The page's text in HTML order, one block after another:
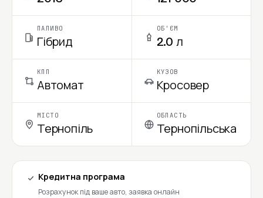
ПАЛИВО
Гібрид
ОБ'ЄМ
2.0 л
КПП
Автомат
КУЗОВ
Кросовер
МІСТО
Тернопіль
ОБЛАСТЬ
Тернопільська
Кредитна програма
Розрахунок під ваше авто, заявка онлайн